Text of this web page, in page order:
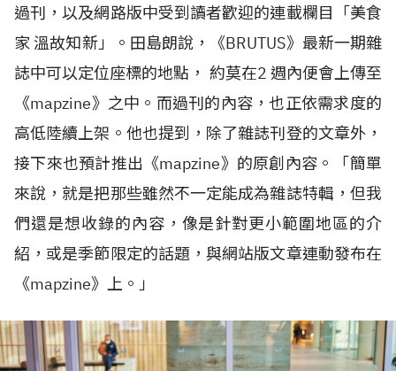
過刊，以及網路版中受到讀者歡迎的連載欄目「美食
家 溫故知新」。田島朗說，《BRUTUS》最新一期雜
誌中可以定位座標的地點， 約莫在2 週內便會上傳至
《mapzine》之中。而過刊的內容，也正依需求度的
高低陸續上架。他也提到，除了雜誌刊登的文章外，
接下來也預計推出《mapzine》的原創內容。「簡單
來說，就是把那些雖然不一定能成為雜誌特輯，但我
們還是想收錄的內容，像是針對更小範圍地區的介
紹，或是季節限定的話題，與網站版文章連動發布在
《mapzine》上。」